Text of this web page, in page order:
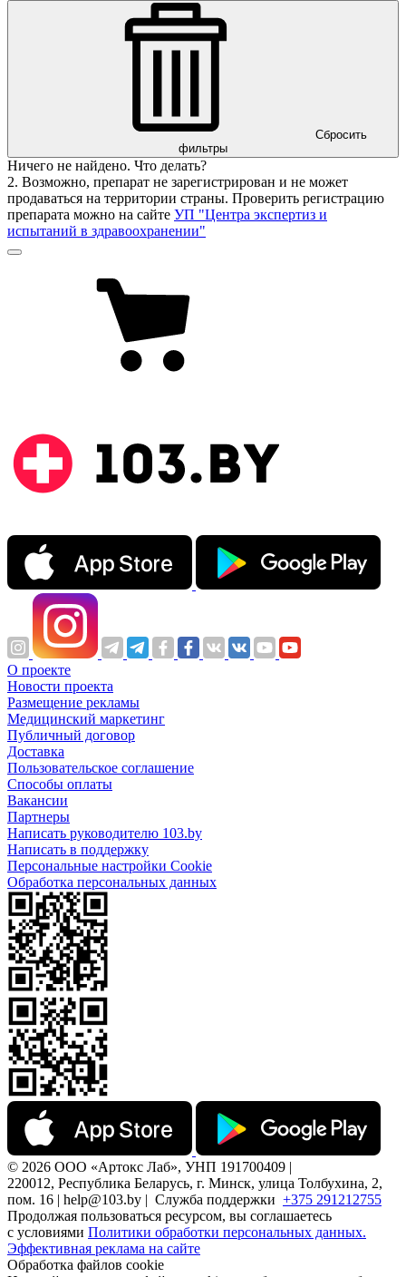
Сбросить
фильтры
Ничего не найдено. Что делать?
2. Возможно, препарат не зарегистрирован и не может
продаваться на территории страны. Проверить регистрацию
препарата можно на сайте УП "Центра экспертиз и
испытаний в здравоохранении"
О проекте
Новости проекта
Размещение рекламы
Медицинский маркетинг
Публичный договор
Доставка
Пользовательское соглашение
Способы оплаты
Вакансии
Партнеры
Написать руководителю 103.by
Написать в поддержку
Персональные настройки Cookie
Обработка персональных данных
© 2026 ООО «Артокс Лаб», УНП 191700409 |
220012, Республика Беларусь, г. Минск, улица Толбухина, 2,
пом. 16 | help@103.by | Служба поддержки +375 291212755
Продолжая пользоваться ресурсом, вы соглашаетесь
с условиями Политики обработки персональных данных.
Эффективная реклама на сайте
Обработка файлов cookie